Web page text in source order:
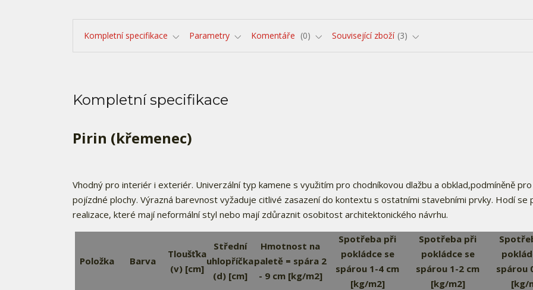
Kompletní specifikace Parametry Komentáře 0 Související zboží 3
Kompletní specifikace
Pirin (křemenec)
Vhodný pro interiér i exteriér. Univerzální typ kamene s využitím pro chodníkovou dlažbu a obklad,podmíněně pro
pojízdné plochy. Výrazná barevnost vyžaduje citlivé zasazení do kontextu s ostatními stavebními prvky. Hodí se
realizace, které mají neformální styl nebo mají zdůraznit osobitost architektonického návrhu.
Položka Barva
Tloušťka
(v) [cm]
Střední
uhlopříčka
(d) [cm]
Hmotnost na
paletě = spára 2
- 9 cm [kg/m2]
Spotřeba při
pokládce se
spárou 1-4 cm
[kg/m2]
Spotřeba při
pokládce se
spárou 1-2 cm
[kg/m2]
spárou
[kg/